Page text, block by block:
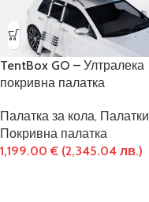
TentBox GO – Ултралека
покривна палатка
Палатка за кола, Палатки
Покривна палатка
1,199.00€ (2,345.04 лв.)